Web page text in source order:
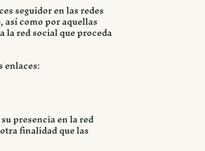
seguidor en las redes
como por aquellas
la red social que proceda
presencia en la red
finalidad que las